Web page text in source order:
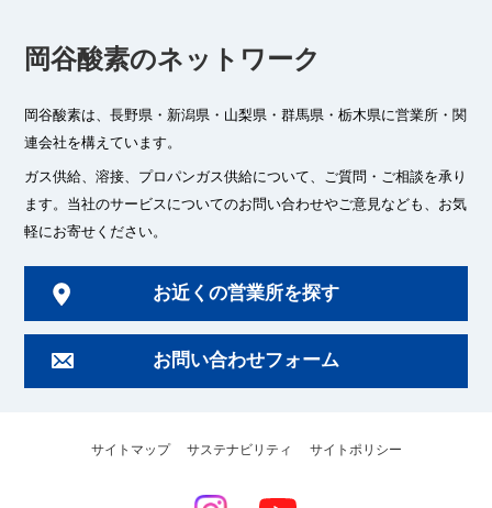
岡谷酸素のネットワーク
岡谷酸素は、長野県・新潟県・山梨県・群馬県・栃木県に営業所・関
連会社を構えています。
ガス供給、溶接、プロパンガス供給について、ご質問・ご相談を承り
ます。 当社のサービスについてのお問い合わせやご意見なども、お気
軽にお寄せください。
お近くの営業所を探す
お問い合わせフォーム
サイトマップ サステナビリティ サイトポリシー